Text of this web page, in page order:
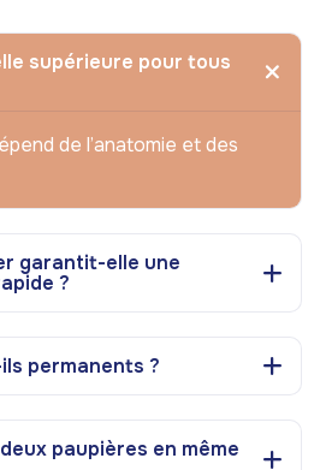
supérieure pour tous
de l’anatomie et des
garantit-elle une
?
permanents ?
paupières en même